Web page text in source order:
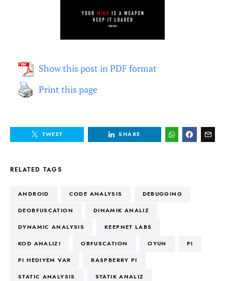
Show this post in PDF format
Print this page
TWEET SHARE
RELATED TAGS
ANDROID CODE ANALYSIS DEBUGGING
DEOBFUSCATION DINAMIK ANALIZ
DYNAMIC ANALYSIS KEEPNET LABS
KOD ANALIZI OBFUSCATION OYUN PI
PI HEDIYEM VAR RASPBERRY PI
STATIC ANALYSIS STATIK ANALIZ